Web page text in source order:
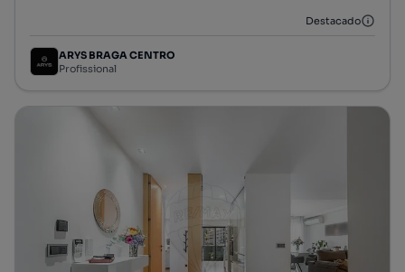
Destacado
ARYS BRAGA CENTRO
Profissional